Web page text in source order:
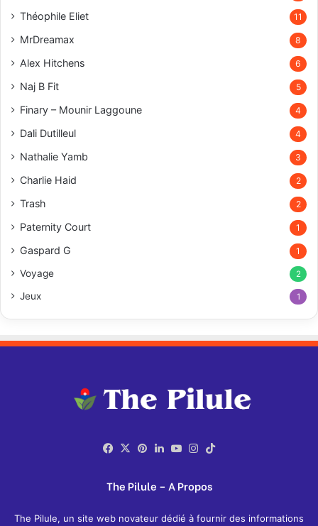
Théophile Eliet 11
MrDreamax 8
Alex Hitchens 6
Naj B Fit 5
Finary – Mounir Laggoune 4
Dali Dutilleul 4
Nathalie Yamb 3
Charlie Haid 2
Trash 2
Paternity Court 1
Gaspard G 1
Voyage 2
Jeux 1
Facebook
X Pinterest
Linkedin
YouTubeInstagram
The Pilule – A Propos
The Pilule, un site web novateur dédié à fournir des informations